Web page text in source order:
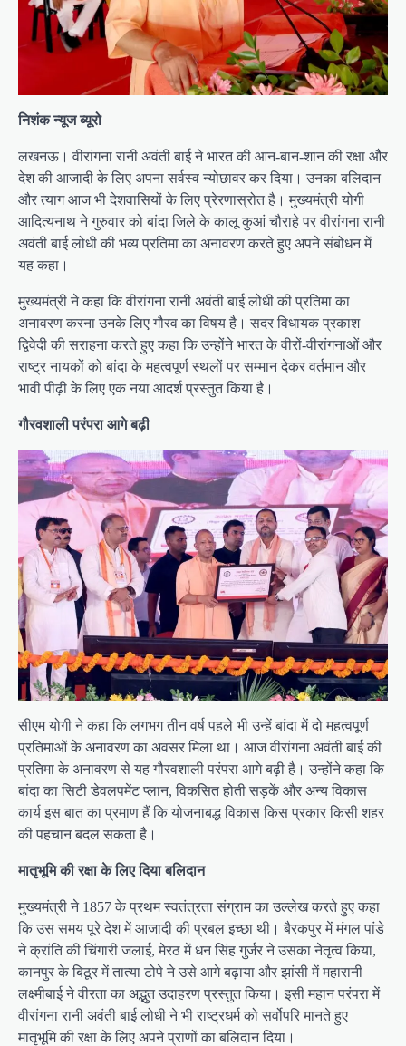
निशंक न्यूज ब्यूरो
लखनऊ। वीरांगना रानी अवंती बाई ने भारत की आन-बान-शान की रक्षा और
देश की आजादी के लिए अपना सर्वस्व न्योछावर कर दिया। उनका बलिदान
और त्याग आज भी देशवासियों के लिए प्रेरणास्रोत है। मुख्यमंत्री योगी
आदित्यनाथ ने गुरुवार को बांदा जिले के कालू कुआं चौराहे पर वीरांगना रानी
अवंती बाई लोधी की भव्य प्रतिमा का अनावरण करते हुए अपने संबोधन में
यह कहा।
मुख्यमंत्री ने कहा कि वीरांगना रानी अवंती बाई लोधी की प्रतिमा का
अनावरण करना उनके लिए गौरव का विषय है। सदर विधायक प्रकाश
द्विवेदी की सराहना करते हुए कहा कि उन्होंने भारत के वीरों-वीरांगनाओं और
राष्ट्र नायकों को बांदा के महत्वपूर्ण स्थलों पर सम्मान देकर वर्तमान और
भावी पीढ़ी के लिए एक नया आदर्श प्रस्तुत किया है।
गौरवशाली परंपरा आगे बढ़ी
सीएम योगी ने कहा कि लगभग तीन वर्ष पहले भी उन्हें बांदा में दो महत्वपूर्ण
प्रतिमाओं के अनावरण का अवसर मिला था। आज वीरांगना अवंती बाई की
प्रतिमा के अनावरण से यह गौरवशाली परंपरा आगे बढ़ी है। उन्होंने कहा कि
बांदा का सिटी डेवलपमेंट प्लान, विकसित होती सड़कें और अन्य विकास
कार्य इस बात का प्रमाण हैं कि योजनाबद्ध विकास किस प्रकार किसी शहर
की पहचान बदल सकता है।
मातृभूमि की रक्षा के लिए दिया बलिदान
मुख्यमंत्री ने 1857 के प्रथम स्वतंत्रता संग्राम का उल्लेख करते हुए कहा
कि उस समय पूरे देश में आजादी की प्रबल इच्छा थी। बैरकपुर में मंगल पांडे
ने क्रांति की चिंगारी जलाई, मेरठ में धन सिंह गुर्जर ने उसका नेतृत्व किया,
कानपुर के बिठूर में तात्या टोपे ने उसे आगे बढ़ाया और झांसी में महारानी
लक्ष्मीबाई ने वीरता का अद्भुत उदाहरण प्रस्तुत किया। इसी महान परंपरा में
वीरांगना रानी अवंती बाई लोधी ने भी राष्ट्रधर्म को सर्वोपरि मानते हुए
मातृभूमि की रक्षा के लिए अपने प्राणों का बलिदान दिया।